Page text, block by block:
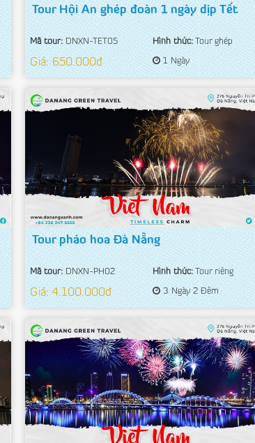
Tour Hội An ghép đoàn 1 ngày dịp Tết
Mã tour:DNXN-TET05 Hình thức:Tour ghép
Giá: 650.000đ 1 Ngày
Tour pháo hoa Đà Nẵng
Mã tour:DNXN-PH02 Hình thức:Tour riêng
Giá: 4.100.000đ 3 Ngày 2 Đêm